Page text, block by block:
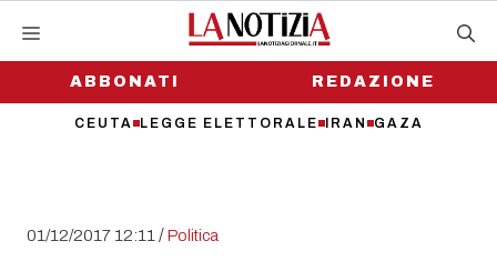
contenutoABBONATI
CEUTA LEGGE ELETTORALE IRAN GAZA
REDAZIONE
01/12/2017 12:11 /Politica